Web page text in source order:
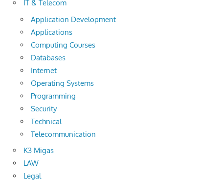
IT & Telecom
Application Development
Applications
Computing Courses
Databases
Internet
Operating Systems
Programming
Security
Technical
Telecommunication
K3 Migas
LAW
Legal